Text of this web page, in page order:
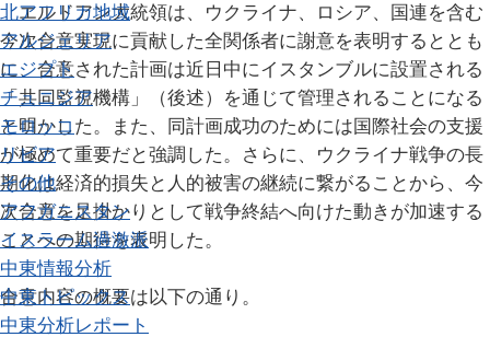
北アフリカ地域
アルジェリア
エジプト
チュニジア
モロッコ
リビア
その他
アフガニスタン
イスラーム過激派
中東情報分析
中東トピックス
中東分析レポート
エルドアン大統領は、ウクライナ、ロシア、国連を含む
今次合意実現に貢献した全関係者に謝意を表明するととも
に、合意された計画は近日中にイスタンブルに設置される
「共同監視機構」（後述）を通じて管理されることになる
と明かした。また、同計画成功のためには国際社会の支援
が極めて重要だと強調した。さらに、ウクライナ戦争の長
期化は経済的損失と人的被害の継続に繋がることから、今
次合意を足掛かりとして戦争終結へ向けた動きが加速する
ことへの期待を表明した。
合意内容の概要は以下の通り。